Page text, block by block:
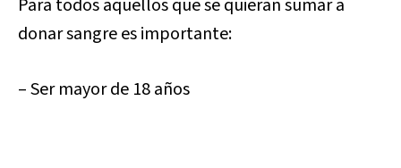
Para todos aquellos que se quieran sumar a
donar sangre es importante:
– Ser mayor de 18 años